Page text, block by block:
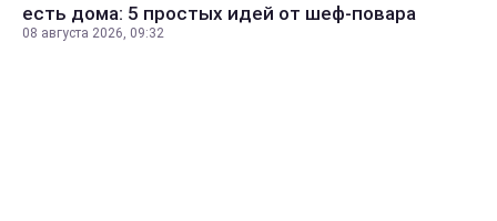
есть дома: 5 простых идей от шеф-повара
08 августа 2026, 09:32